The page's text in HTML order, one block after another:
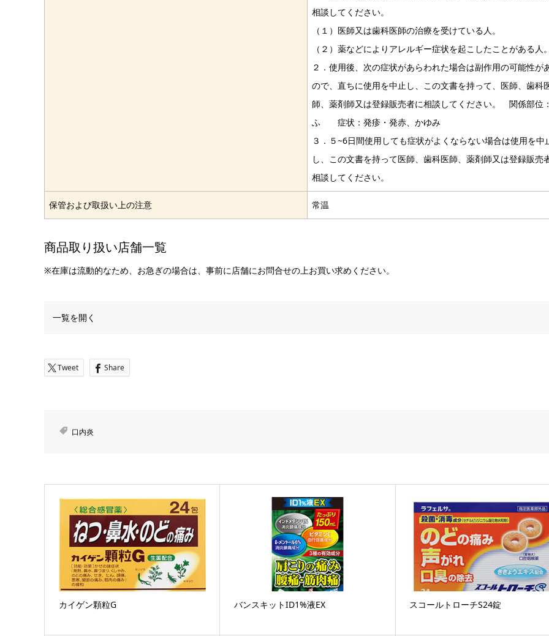
相談してください。
（１）医師又は歯科医師の治療を受けている人。
（２）薬などによりアレルギー症状を起こしたことがある人
２．使用後、次の症状があらわれた場合は副作用の可能性が
ので、直ちに使用を中止し、この文書を持って、医師、歯科
師、薬剤師又は登録販売者に相談してください。 関係部位
ふ 症状：発疹・発赤、かゆみ
３．５~6日間使用しても症状がよくならない場合は使用を中
し、この文書を持って医師、歯科医師、薬剤師又は登録販売
相談してください。
保管および取扱い上の注意 常温
商品取り扱い店舗一覧
※在庫は流動的なため、お急ぎの場合は、事前に店舗にお問合せの上お買い求めください。
一覧を開く
Tweet Share
口内炎
カイゲン顆粒G バンスキットID1%液EX スコールトローチS24錠